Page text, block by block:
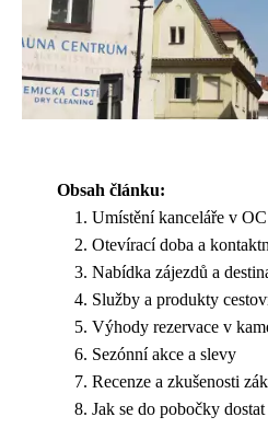
Obsah článku:
Umístění kanceláře v
Otevírací doba a
Nabídka zájezdů a
Služby a produkty
Výhody rezervace v
Sezónní akce a slevy
Recenze a zkušenosti
Jak se do pobočky dostat